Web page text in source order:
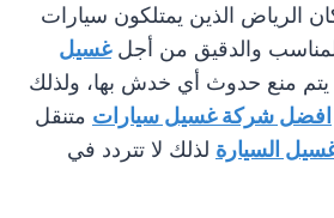
الرياض الذين يمتلكون سيارات
والدقيق من أجلغسيل
منع حدوث أي خدش بها، ولذلك
افضل شركة غسيل سيارات متنقل
السيارة لذلك لا تتردد في